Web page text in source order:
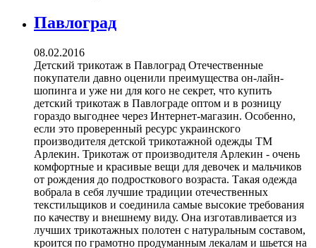
Павлоград
08.02.2016
Детский трикотаж в Павлоград Отечественные
покупатели давно оценили преимущества он-лайн-
шопинга и уже ни для кого не секрет, что купить
детский трикотаж в Павлограде оптом и в розницу
гораздо выгоднее через Интернет-магазин. Особенно,
если это проверенный ресурс украинского
производителя детской трикотажной одежды ТМ
Арлекин. Трикотаж от производителя Арлекин - очень
комфортные и красивые вещи для девочек и мальчиков
от рождения до подросткового возраста. Такая одежда
вобрала в себя лучшие традиции отечественных
текстильщиков и соединила самые высокие требования
по качеству и внешнему виду. Она изготавливается из
лучших трикотажных полотен с натуральным составом,
кроится по грамотно продуманным лекалам и шьется на